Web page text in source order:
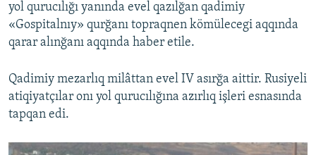
RFE/RS bütün saytları
yol qurucılığı yanında evel qazılğan qadimiy
«Gospitalnıy» qurğanı topraqnen kömülecegi aqqında
qarar alınğanı aqqında haber etile.
Qadimiy mezarlıq milâttan evel IV asırğa aittir. Rusiyeli
atiqiyatçılar onı yol qurucılığına azırlıq işleri esnasında
tapqan edi.